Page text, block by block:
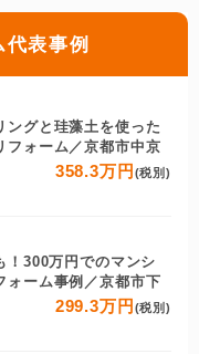
表事例
ングと珪藻土を使った
フォーム／京都市中京
358.3万円 (税別)
！300万円でのマンシ
ォーム事例／京都市下
299.3万円 (税別)